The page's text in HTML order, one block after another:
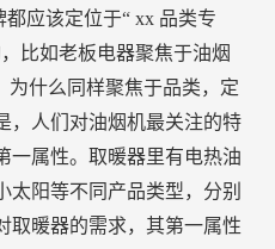
都应该定位于“ xx 品类专
比如老板电器聚焦于油烟
为什么同样聚焦于品类，定
，人们对油烟机最关注的特
一属性。取暖器里有电热油
太阳等不同产品类型，分别
取暖器的需求，其第一属性